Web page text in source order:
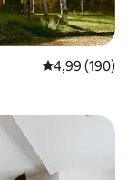
4,99 de uma
4,99 (190)